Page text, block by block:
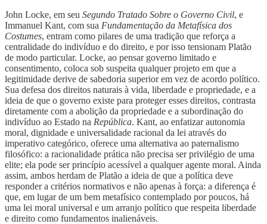
John Locke, em seu Segundo Tratado Sobre o Governo Civil, e
Immanuel Kant, com sua Fundamentação da Metafísica dos
Costumes, entram como pilares de uma tradição que reforça a
centralidade do indivíduo e do direito, e por isso tensionam Platão
de modo particular. Locke, ao pensar governo limitado e
consentimento, coloca sob suspeita qualquer projeto em que a
legitimidade derive de sabedoria superior em vez de acordo político.
Sua defesa dos direitos naturais à vida, liberdade e propriedade, e a
ideia de que o governo existe para proteger esses direitos, contrasta
diretamente com a abolição da propriedade e a subordinação do
indivíduo ao Estado na República. Kant, ao enfatizar autonomia
moral, dignidade e universalidade racional da lei através do
imperativo categórico, oferece uma alternativa ao paternalismo
filosófico: a racionalidade prática não precisa ser privilégio de uma
elite; ela pode ser princípio acessível a qualquer agente moral. Ainda
assim, ambos herdam de Platão a ideia de que a política deve
responder a critérios normativos e não apenas à força: a diferença é
que, em lugar de um bem metafísico contemplado por poucos, há
uma lei moral universal e um arranjo político que respeita liberdade
e direito como fundamentos inalienáveis.